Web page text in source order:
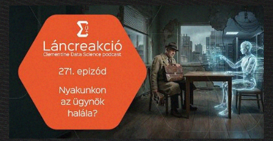
#255 - Százkilencvenkilenc pont hu
254 - Meglepetés e költemény
253 - Az agentic két éven belül bedönti a világot
252 - Írjanak-e AI-jal beadandót a műegyetemisták?
251 - A Minerva súlyozást finomított
250 - Járnak-e pszichiáterhez a lusta LLM-ek?